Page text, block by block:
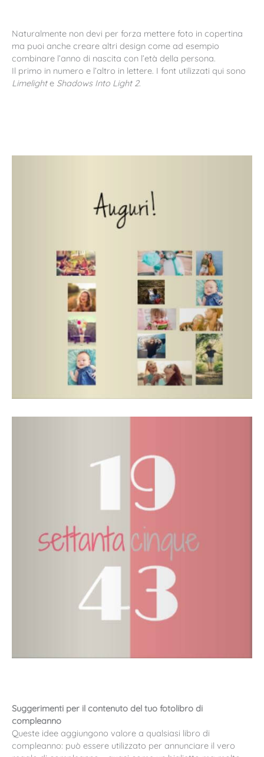
Naturalmente non devi per forza mettere foto in copertina
ma puoi anche creare altri design come ad esempio
combinare l’anno di nascita con l’età della persona.
Il primo in numero e l’altro in lettere. I font utilizzati qui sono
Limelighte Shadows Into Light 2.
Suggerimenti per il contenuto del tuo fotolibro di
compleanno
Queste idee aggiungono valore a qualsiasi libro di
compleanno: può essere utilizzato per annunciare il vero